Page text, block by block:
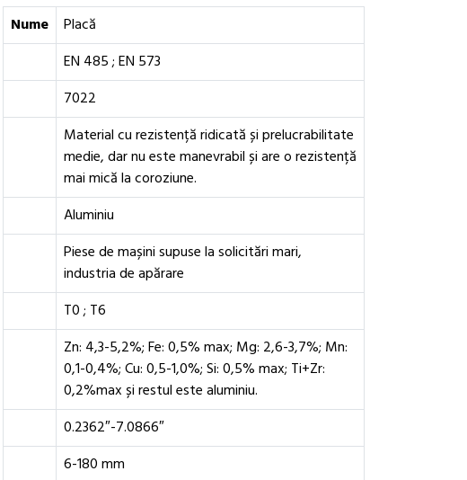
Nume
Placă
EN 485 ; EN 573
7022
Material cu rezistență ridicată și prelucrabilitate
medie, dar nu este manevrabil și are o rezistență
mai mică la coroziune.
Aluminiu
Piese de mașini supuse la solicitări mari,
industria de apărare
T0 ; T6
Zn: 4,3-5,2%; Fe: 0,5% max; Mg: 2,6-3,7%; Mn:
0,1-0,4%; Cu: 0,5-1,0%; Si: 0,5% max; Ti+Zr:
0,2%max și restul este aluminiu.
0.2362″-7.0866″
6-180 mm